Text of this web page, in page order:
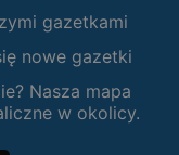
gazetkami
nowe gazetki
Nasza mapa
w okolicy.